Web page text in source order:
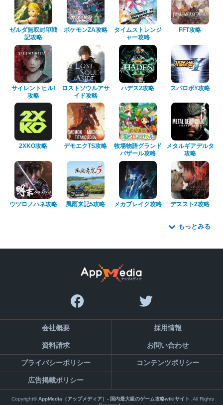
ゼルダ無双封印戦
記攻略
ポケモンZA攻略
タイムストレンジ
ャー攻略
FFT攻略
サイレントヒルf
攻略
ロストソウルアサ
イド攻略
ハデス2攻略 スパロボY攻略
2XKO攻略 デモエクTS攻略
牧場物語グランド
バザール攻略
メタルギアデルタ
攻略
ウツロノハネ攻略 風雨来記5攻略 メカブレイク攻略 デススト2攻略
もっとみる
会社概要 採用情報
資料請求 お問い合わせ
プライバシーポリシー コンテンツポリシー
広告掲載ポリシー
Copyright©AppMedia（アップメディア）- 国内最大級のゲーム攻略wikiサイト
,All Rights